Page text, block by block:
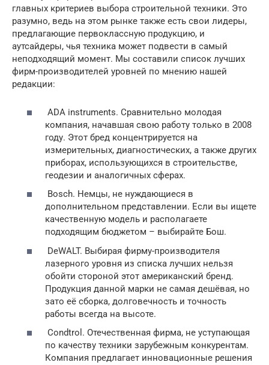
главных критериев выбора строительной техники. Это
разумно, ведь на этом рынке также есть свои лидеры,
предлагающие первоклассную продукцию, и
аутсайдеры, чья техника может подвести в самый
неподходящий момент. Мы составили список лучших
фирм-производителей уровней по мнению нашей
редакции:
ADA instruments. Сравнительно молодая
компания, начавшая свою работу только в 2008
году. Этот бред концентрируется на
измерительных, диагностических, а также других
приборах, использующихся в строительстве,
геодезии и аналогичных сферах.
Bosch. Немцы, не нуждающиеся в
дополнительном представлении. Если вы ищете
качественную модель и располагаете
подходящим бюджетом – выбирайте Бош.
DeWALT. Выбирая фирму-производителя
лазерного уровня из списка лучших нельзя
обойти стороной этот американский бренд.
Продукция данной марки не самая дешёвая, но
зато её сборка, долговечность и точность
работы всегда на высоте.
Condtrol. Отечественная фирма, не уступающая
по качеству техники зарубежным конкурентам.
Компания предлагает инновационные решения